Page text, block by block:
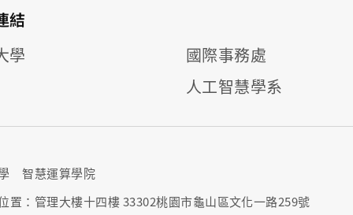
結
學
國際事務處
人工智慧學系
智慧運算學院
置：管理大樓十四樓 33302桃園市龜山區文化一路259號